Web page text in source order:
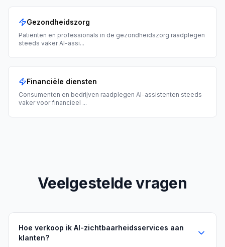
Gezondheidszorg
Patiënten en professionals in de gezondheidszorg raadplegen
steeds vaker AI-assi...
Financiële diensten
Consumenten en bedrijven raadplegen AI-assistenten steeds
vaker voor financieel ...
Veelgestelde vragen
Hoe verkoop ik AI-zichtbaarheidsservices aan
klanten?